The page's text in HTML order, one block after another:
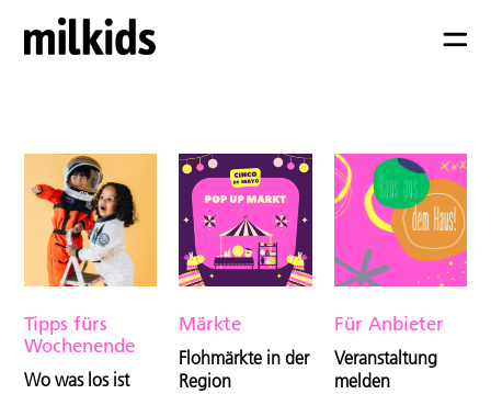
Tipps fürs
Wochenende
Wo was los ist
Märkte
Flohmärkte in der
Region
Für Anbieter
Veranstaltung
melden